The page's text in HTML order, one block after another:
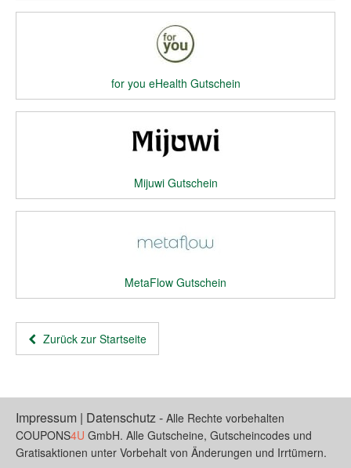
for you eHealth Gutschein
Mijuwi Gutschein
MetaFlow Gutschein
Zurück zur Startseite
Impressum | Datenschutz- Alle Rechte vorbehalten
COUPONS4U GmbH. Alle Gutscheine, Gutscheincodes und
Gratisaktionen unter Vorbehalt von Änderungen und Irrtümern.